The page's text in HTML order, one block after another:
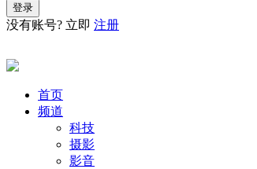
没有账号? 立即 注册
首页
频道
科技
摄影
影音